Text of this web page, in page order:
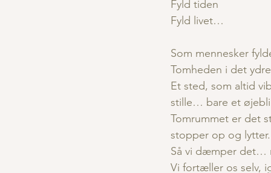
Fyld tiden
Fyld livet…
Som mennesker
Tomheden i det
Et sted, som altid
stille… bare et
Tomrummet er det
stopper op og lytter.
Så vi dæmper det…
Vi fortæller os selv,